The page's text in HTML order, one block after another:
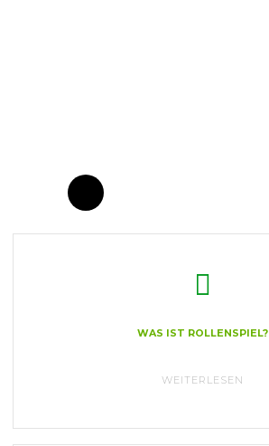
WAS IST ROLLENSPIEL?
WEITERLESEN